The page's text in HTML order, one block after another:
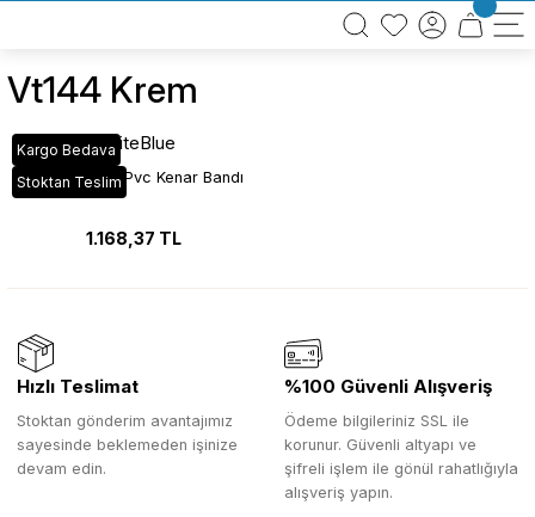
BÜTÜN ALIŞVERİŞLERİNİZDE KARGO BEDAVA!
TÜRKİYE GENELİNDE 10.000 MÜŞTERİ REFERANSI
Vt144 Krem
Kargo Bedava
Stoktan Teslim
WhiteBlue
VT_144 Krem Pvc Kenar Bandı
1.168,37 TL
Hızlı Teslimat
Stoktan gönderim avantajımız
sayesinde beklemeden işinize
devam edin.
%100 Güvenli Alışveriş
Ödeme bilgileriniz SSL ile
korunur. Güvenli altyapı ve
şifreli işlem ile gönül rahatlığıyla
alışveriş yapın.